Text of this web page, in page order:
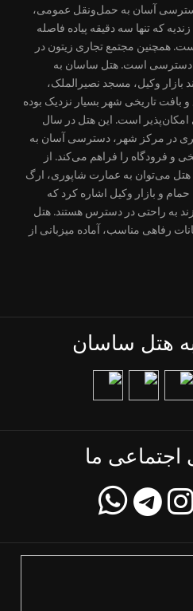
آسان به حمل‌ونقل عمومی،
که تنها سه دقیقه پیاده فاصله
همچنین مجتمع تجاری زیتون در
قابل دسترسی است. هتل ساسان به
بازار وکیل، مسجد نصیرالملک،
بافت تاریخی شهر بسیار نزدیک بوده
امکان‌پذیر است. این هتل در سال
در مرکز شهر، دسترسی آسان به
و فرودگاه را فراهم می‌کند. از
می‌توان به عمارت شاپوری، ارگ
و بازار وکیل اشاره کرد که
به راحتی در دسترس هستند. هتل
رفاهی مناسب، آماده میزبانی از
هتل ساسان
ما